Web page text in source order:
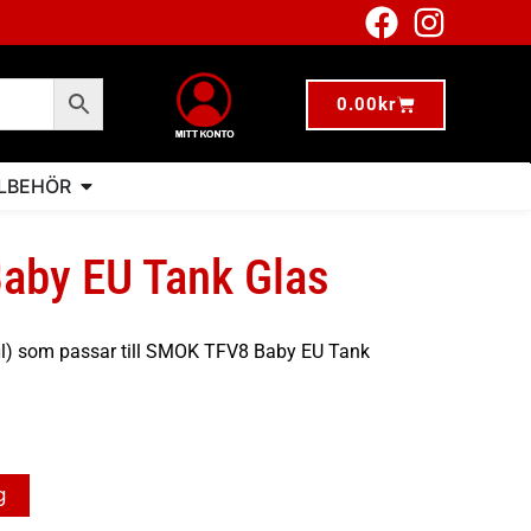
0.00 kr
EU Tank Glas
som passar till SMOK TFV8 Baby EU Tank